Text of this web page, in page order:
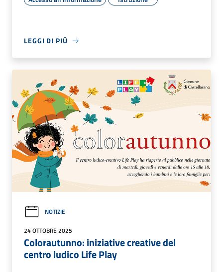
LEGGI DI PIÙ
NOTIZIE
24 OTTOBRE 2025
Colorautunno: iniziative creative del
centro ludico Life Play